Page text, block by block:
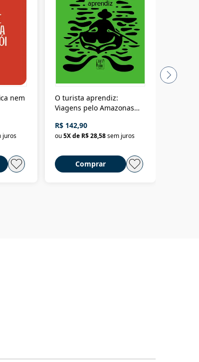
nem
juros
O turista aprendiz:
Viagens pelo Amazonas
até a Bolívia e por Marajó
até dizer chega
R$ 142,90
ou5X de R$ 28,58sem juros
Comprar